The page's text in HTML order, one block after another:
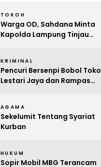
TOKOH
Warga OD, Sahdana Minta
Kapolda Lampung Tinjau
KRIMINAL
Pencuri Bersenpi Bobol Toko
Lestari Jaya dan Rampas
AGAMA
Sekelumit Tentang Syariat
Kurban
HUKUM
Sopir Mobil MBG Terancam